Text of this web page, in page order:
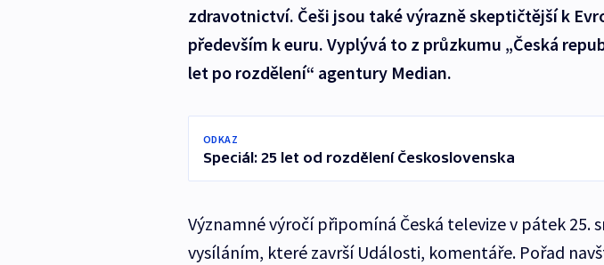
zdravotnictví. Češi jsou také výrazně skeptičtější k
především k euru. Vyplývá to z průzkumu „Česká
let po rozdělení“ agentury Median.
ODKAZ
Speciál: 25 let od rozdělení Československa
Významné výročí připomíná Česká televize v pátek 25.
vysíláním, které završí Události, komentáře. Pořad